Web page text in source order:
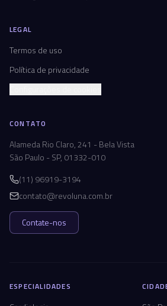
LEGAL
Termos de uso
Política de privacidade
CONTATO
Alameda Rio Claro, 241 - Bela Vista
São Paulo - SP, 01332-010
(11) 96919-3194
contato@revoluna.com.br
Contate-nos
ESPECIALIDADES